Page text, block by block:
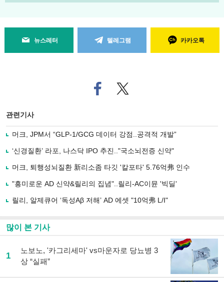
뉴스레터 텔레그램 카카오톡
페
이
로
기
사
유
기
트위
터로
관련기사
머크, JPM서 “GLP-1/GCG 데이터 강점..공격적 개발”
‘신경질환’ 라포, 나스닥 IPO 추진.."국소뇌전증 신약"
머크, 퇴행성뇌질환 新리소좀 타깃 '칼포타' 5.76억弗 인수
"흥미로운 AD 신약&릴리의 집념"..릴리-AC이뮨 '빅딜'
릴리, 알제큐어 ‘독성Aβ 저해’ AD 에셋 "10억弗 L/I"
많이 본 기사
1
노보노, '카그리세마' vs마운자로 당뇨병 3
상 “실패”